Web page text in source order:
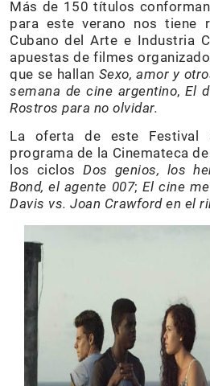
Más de 150 títulos
para este verano nos tiene
Cubano del Arte e Industria
apuestas de filmes
que se hallan Sexo, amor y
semana de cine argentino, El
Rostros para no olvidar.
La oferta de este Festival
programa de la Cinemateca
los ciclosDos genios, los
Bond, el agente 007; El cine
Davis vs. Joan Crawford en el